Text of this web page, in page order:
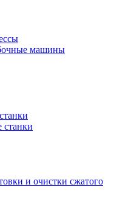
машины
станки
и очистки сжатого